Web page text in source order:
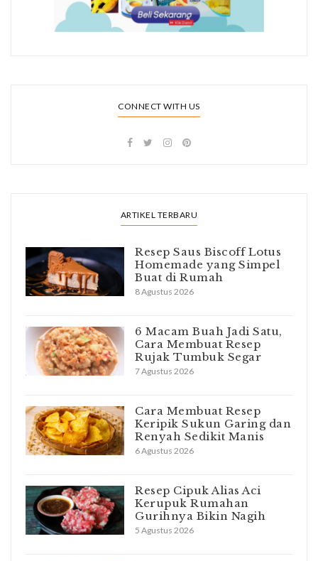
CONNECT WITH US
ARTIKEL TERBARU
Resep Saus Biscoff Lotus
Homemade yang Simpel
Buat di Rumah
8 Agustus 2026
6 Macam Buah Jadi Satu,
Cara Membuat Resep
Rujak Tumbuk Segar
7 Agustus 2026
Cara Membuat Resep
Keripik Sukun Garing dan
Renyah Sedikit Manis
6 Agustus 2026
Resep Cipuk Alias Aci
Kerupuk Rumahan
Gurihnya Bikin Nagih
5 Agustus 2026